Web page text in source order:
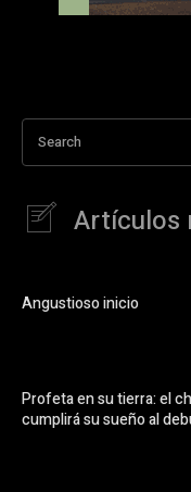
Search
Artículos
Angustioso inicio
Profeta en su tierra: el
cumplirá su sueño al